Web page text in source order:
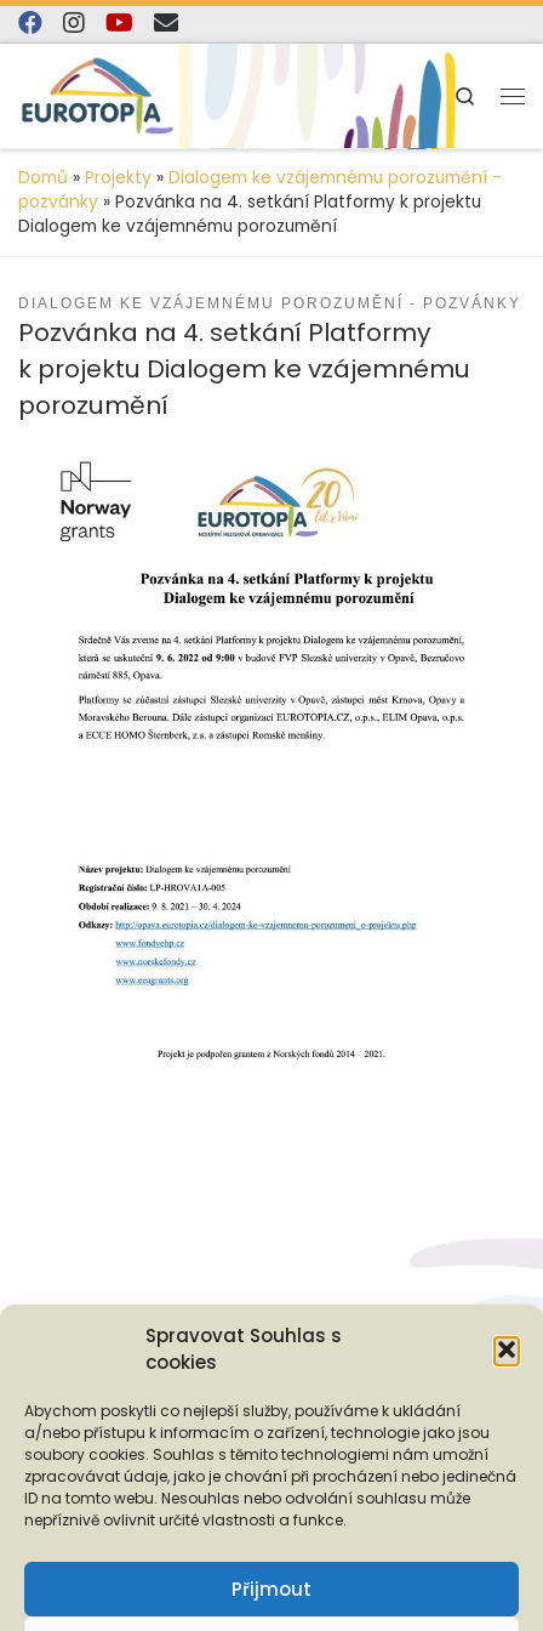
Spravovat Souhlas s
cookies
Abychom poskytli co nejlepší služby, používáme k ukládání
a/nebo přístupu k informacím o zařízení, technologie jako jsou
soubory cookies. Souhlas s těmito technologiemi nám umožní
zpracovávat údaje, jako je chování při procházení nebo jedinečná
ID na tomto webu. Nesouhlas nebo odvolání souhlasu může
nepříznivě ovlivnit určité vlastnosti a funkce.
Přijmout
content
Skip to content
Search
Domů » Projekty » Dialogem ke vzájemnému porozumění -
pozvánky » Pozvánka na 4. setkání Platformy k projektu
Dialogem ke vzájemnému porozumění
DIALOGEM KE VZÁJEMNÉMU POROZUMĚNÍ - POZVÁNKY
Pozvánka na 4. setkání Platformy
k projektu Dialogem ke vzájemnému
porozumění
Podporují nás...
❬ ❭